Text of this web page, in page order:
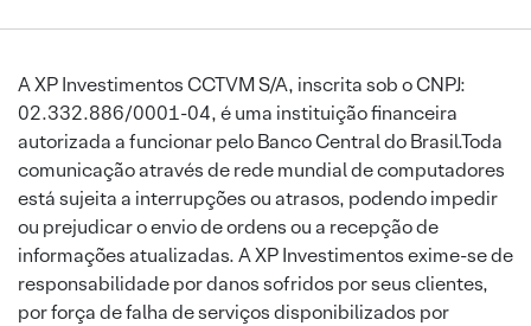
A XP Investimentos CCTVM S/A, inscrita sob o CNPJ:
02.332.886/0001-04, é uma instituição financeira
autorizada a funcionar pelo Banco Central do Brasil.Toda
comunicação através de rede mundial de computadores
está sujeita a interrupções ou atrasos, podendo impedir
ou prejudicar o envio de ordens ou a recepção de
informações atualizadas. A XP Investimentos exime-se de
responsabilidade por danos sofridos por seus clientes,
por força de falha de serviços disponibilizados por